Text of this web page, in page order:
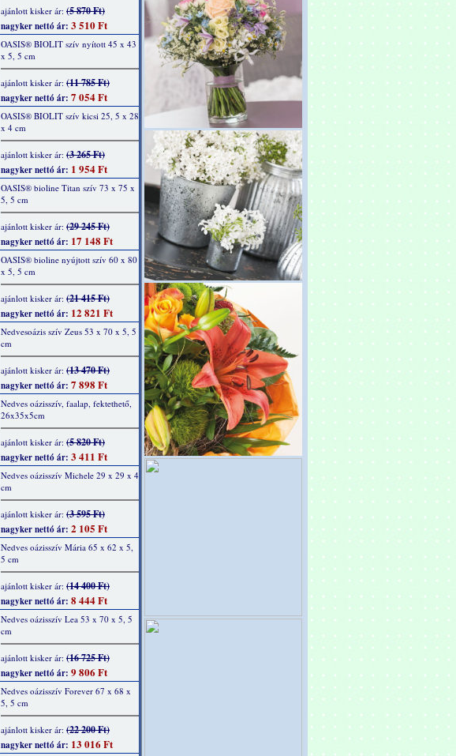
ajánlott kisker ár: (5 870 Ft)
nagyker nettó ár: 3 510 Ft
OASIS® BIOLIT szív nyított 45 x 43
x 5, 5 cm
ajánlott kisker ár: (11 785 Ft)
nagyker nettó ár: 7 054 Ft
OASIS® BIOLIT szív kicsi 25, 5 x 28
x 4 cm
ajánlott kisker ár: (3 265 Ft)
nagyker nettó ár: 1 954 Ft
OASIS® bioline Titan szív 73 x 75 x
5, 5 cm
ajánlott kisker ár: (29 245 Ft)
nagyker nettó ár: 17 148 Ft
OASIS® bioline nyújtott szív 60 x 80
x 5, 5 cm
ajánlott kisker ár: (21 415 Ft)
nagyker nettó ár: 12 821 Ft
Nedvesoázis szív Zeus 53 x 70 x 5, 5
cm
ajánlott kisker ár: (13 470 Ft)
nagyker nettó ár: 7 898 Ft
Nedves oázisszív, faalap, fektethető,
26x35x5cm
ajánlott kisker ár: (5 820 Ft)
nagyker nettó ár: 3 411 Ft
Nedves oázisszív Michele 29 x 29 x 4
cm
ajánlott kisker ár: (3 595 Ft)
nagyker nettó ár: 2 105 Ft
Nedves oázisszív Mária 65 x 62 x 5,
5 cm
ajánlott kisker ár: (14 400 Ft)
nagyker nettó ár: 8 444 Ft
Nedves oázisszív Lea 53 x 70 x 5, 5
cm
ajánlott kisker ár: (16 725 Ft)
nagyker nettó ár: 9 806 Ft
Nedves oázisszív Forever 67 x 68 x
5, 5 cm
ajánlott kisker ár: (22 200 Ft)
nagyker nettó ár: 13 016 Ft